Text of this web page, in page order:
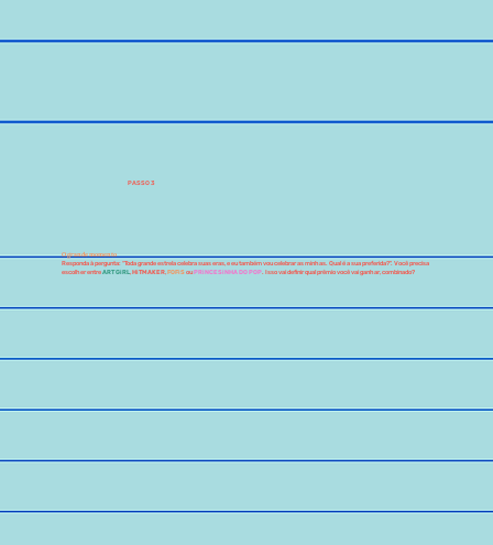
PASSO 3
O grande momento
Responda à pergunta: “Toda grande estrela celebra suas eras, e eu também vou celebrar as minhas. Qual é a sua preferida?". Você precisa
escolher entreART GiRL ,HiTMAKER ,FOFiSouPRiNCESiNHA DO POP . Isso vai definir qual prêmio você vai ganhar, combinado?